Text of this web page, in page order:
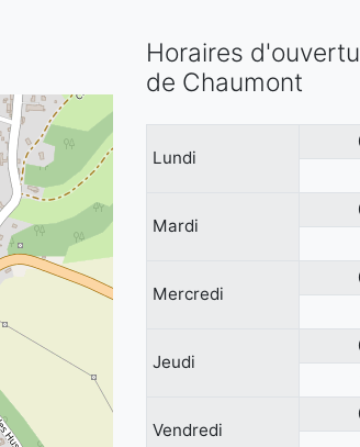
Horaires
de Chaumont
Lundi
Mardi
Mercredi
Jeudi
Vendredi